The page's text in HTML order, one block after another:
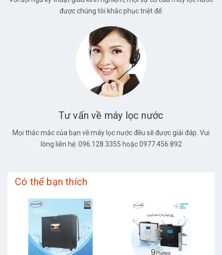
được chúng tôi khắc phục triệt để.
Tư vấn về máy lọc nước
Mọi thắc mắc của bạn về máy lọc nước đều sẽ được giải đáp. Vui
lòng liên hệ: 096.128.3355 hoặc 0977.456.892
Có thể bạn thích